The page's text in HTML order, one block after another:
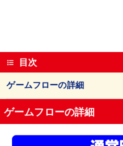
目次
ゲームフローの詳細
ゲームフローの詳細